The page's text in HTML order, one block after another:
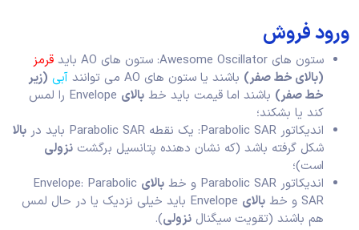
ورود فروش
ستون های Awesome Oscillator: ستون های AO باید
قرمز
(بالای خط صفر) باشند یا ستون های AO می توانند آبی (زیر
خط صفر) باشند اما قیمت باید خط بالای
Envelope را لمس
کند یا بشکند؛
اندیکاتور Parabolic SAR: یک نقطه Parabolic SAR باید در
بالا
شکل گرفته باشد (که نشان دهنده پتانسیل برگشت نزولی
است)؛
اندیکاتور Parabolic SAR و خط
بالای Envelope: Parabolic
SAR و خط
بالای
Envelope باید خیلی نزدیک یا در حال لمس
هم باشند (تقویت سیگنال نزولی).